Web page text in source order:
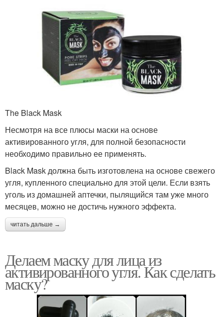
The Black Mask
Несмотря на все плюсы маски на основе
активированного угля, для полной безопасности
необходимо правильно ее применять.
Black Mask должна быть изготовлена на основе свежего
угля, купленного специально для этой цели. Если взять
уголь из домашней аптечки, пылящийся там уже много
месяцев, можно не достичь нужного эффекта.
читать дальше →
Делаем маску для лица из
активированного угля. Как сделать
маску?